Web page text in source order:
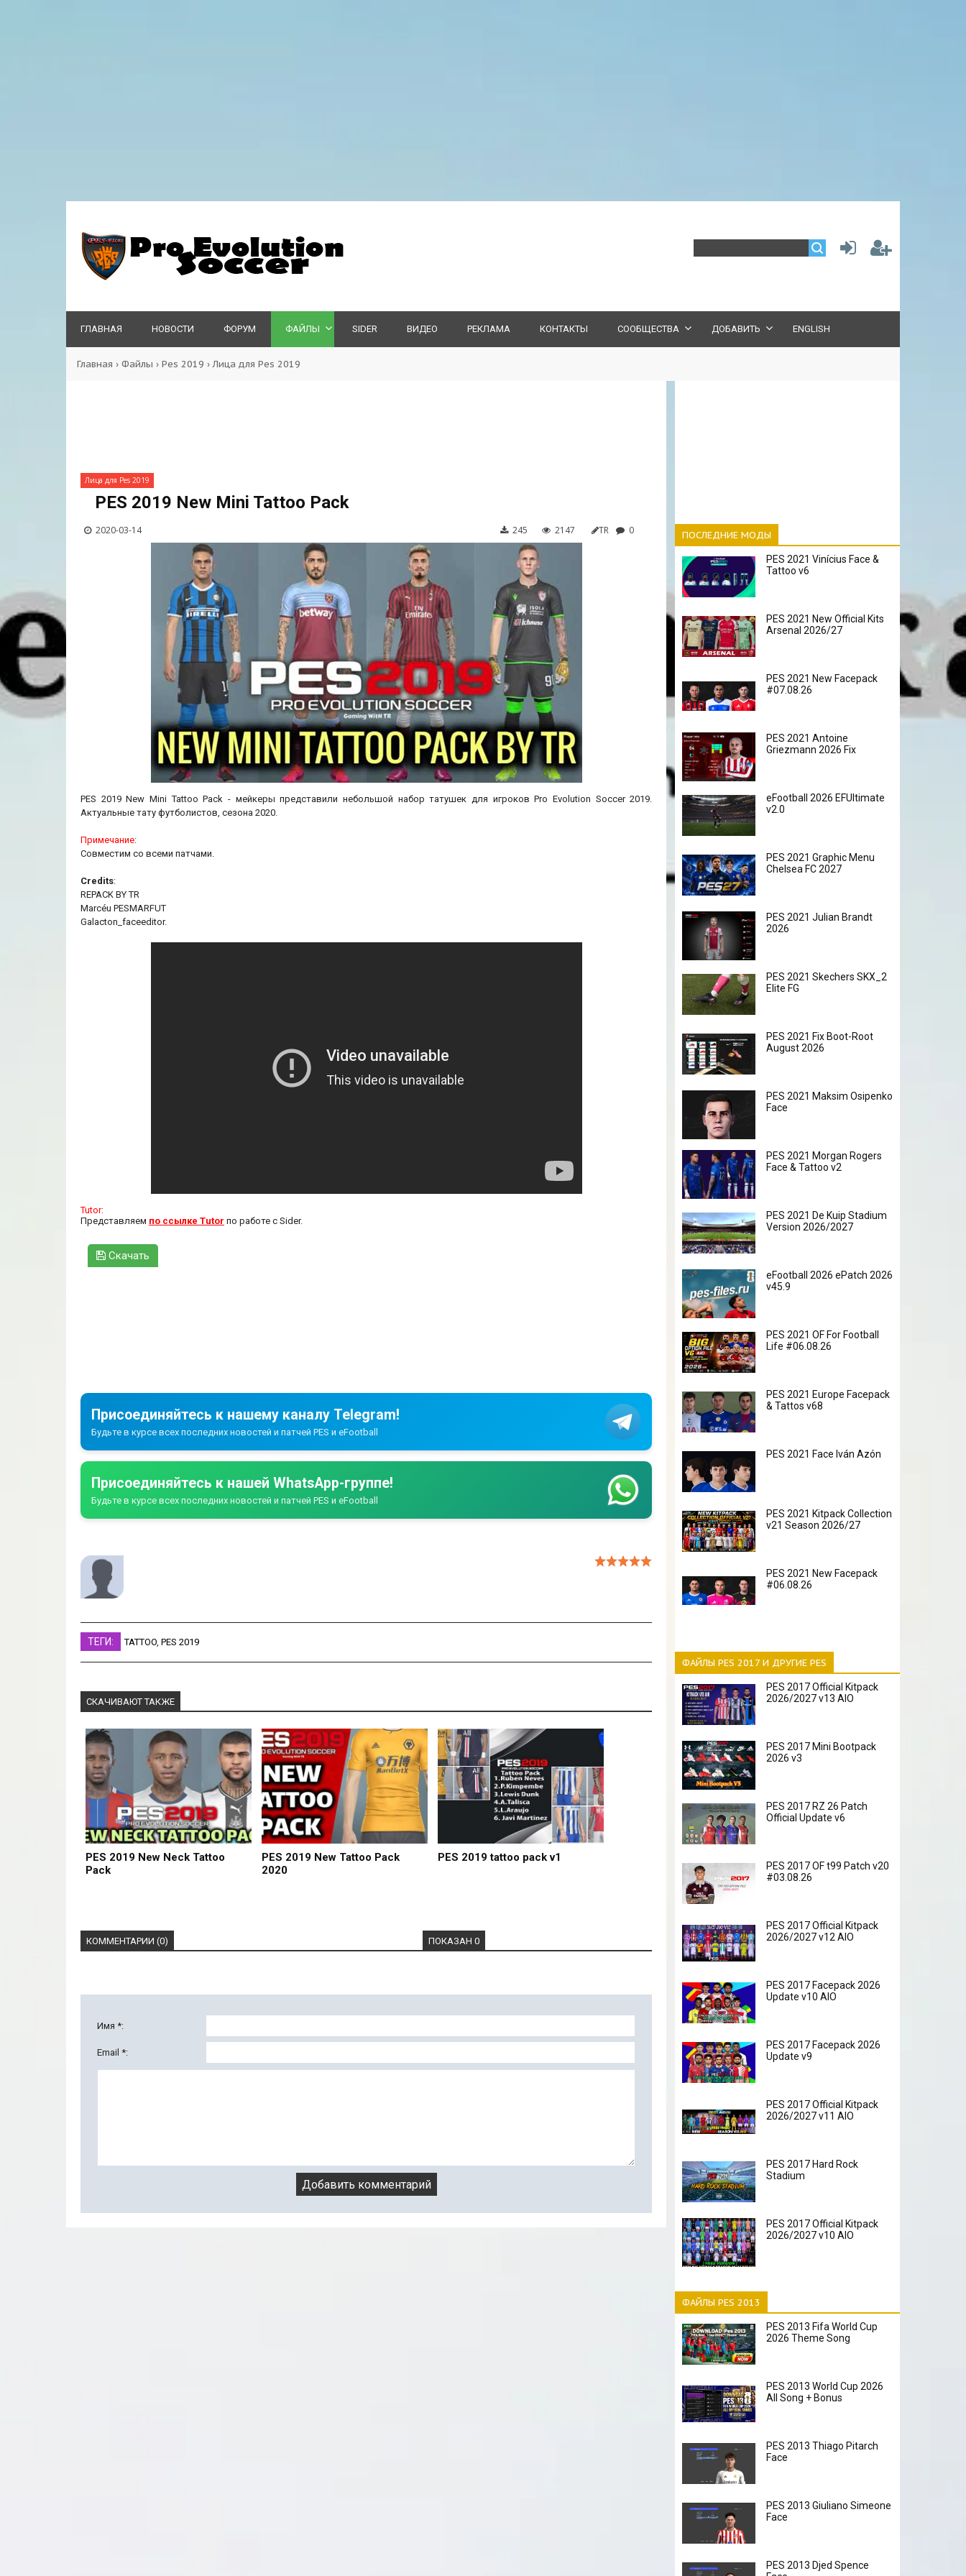
ГЛАВНАЯ НОВОСТИ ФОРУМ ФАЙЛЫ SIDER ВИДЕО РЕКЛАМА КОНТАКТЫ СООБЩЕСТВА ДОБАВИТЬ ENGLISH
Главная › Файлы › Pes 2019 ›Лица для Pes 2019
Лица для Pes 2019
PES 2019 New Mini Tattoo Pack
2020-03-14 245 2147 TR 0
PES 2019 New Mini Tattoo Pack - мейкеры представили небольшой набор татушек для игроков Pro Evolution Soccer 2019.
Актуальные тату футболистов, сезона 2020.
Примечание:
Совместим со всеми патчами.
Credits:
REPACK BY TR
Marcéu PESMARFUT
Galacton_faceeditor.
Tutor:
Представляем по ссылке Tutor по работе с Sider.
Скачать
Присоединяйтесь к нашему каналу Telegram!
Будьте в курсе всех последних новостей и патчей PES и eFootball
Присоединяйтесь к нашей WhatsApp-группе!
Будьте в курсе всех последних новостей и патчей PES и eFootball
ТЕГИ: TATTOO, PES 2019
СКАЧИВАЮТ ТАКЖЕ
PES 2019 New Neck Tattoo
Pack
PES 2019 New Tattoo Pack
2020
PES 2019 tattoo pack v1
КОММЕНТАРИИ (0) ПОКАЗАН 0
Имя *:
Email *:
ПОСЛЕДНИЕ МОДЫ
PES 2021 Vinícius Face &
Tattoo v6
PES 2021 New Official Kits
Arsenal 2026/27
PES 2021 New Facepack
#07.08.26
PES 2021 Antoine
Griezmann 2026 Fix
eFootball 2026 EFUltimate
v2.0
PES 2021 Graphic Menu
Chelsea FC 2027
PES 2021 Julian Brandt
2026
PES 2021 Skechers SKX_2
Elite FG
PES 2021 Fix Boot-Root
August 2026
PES 2021 Maksim Osipenko
Face
PES 2021 Morgan Rogers
Face & Tattoo v2
PES 2021 De Kuip Stadium
Version 2026/2027
eFootball 2026 ePatch 2026
v45.9
PES 2021 OF For Football
Life #06.08.26
PES 2021 Europe Facepack
& Tattos v68
PES 2021 Face Iván Azón
PES 2021 Kitpack Collection
v21 Season 2026/27
PES 2021 New Facepack
#06.08.26
ФАЙЛЫ PES 2017 И ДРУГИЕ PES
PES 2017 Official Kitpack
2026/2027 v13 AIO
PES 2017 Mini Bootpack
2026 v3
PES 2017 RZ 26 Patch
Official Update v6
PES 2017 OF t99 Patch v20
#03.08.26
PES 2017 Official Kitpack
2026/2027 v12 AIO
PES 2017 Facepack 2026
Update v10 AIO
PES 2017 Facepack 2026
Update v9
PES 2017 Official Kitpack
2026/2027 v11 AIO
PES 2017 Hard Rock
Stadium
PES 2017 Official Kitpack
2026/2027 v10 AIO
ФАЙЛЫ PES 2013
PES 2013 Fifa World Cup
2026 Theme Song
PES 2013 World Cup 2026
All Song + Bonus
PES 2013 Thiago Pitarch
Face
PES 2013 Giuliano Simeone
Face
PES 2013 Djed Spence